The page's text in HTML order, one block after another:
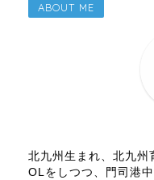
ABOUT ME
北九州生まれ、北九州
OLをしつつ、門司港